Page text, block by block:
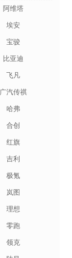
阿维塔
埃安
宝骏
比亚迪
飞凡
广汽传祺
哈弗
合创
红旗
吉利
极氪
岚图
理想
零跑
领克